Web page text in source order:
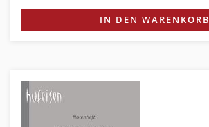
IN DEN WARENKORB